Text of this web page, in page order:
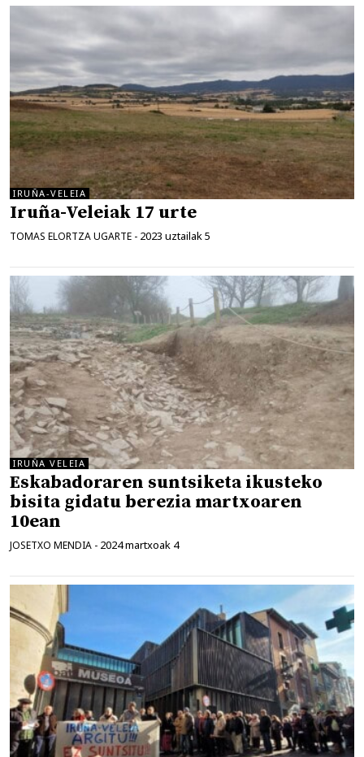
IRUÑA-VELEIA
Iruña-Veleiak 17 urte
TOMAS ELORTZA UGARTE - 2023 uztailak 5
IRUÑA VELEIA
Eskabadoraren suntsiketa ikusteko
bisita gidatu berezia martxoaren
10ean
JOSETXO MENDIA - 2024 martxoak 4